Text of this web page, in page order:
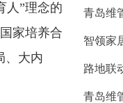
人”理念的
家培养合
、大内
青岛维
智领家
路地联
青岛维